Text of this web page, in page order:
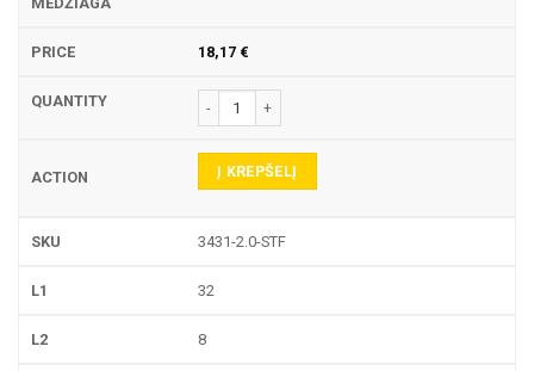
18,17 €
produkto kiekis: 3431 PIRŠTINĖ FREZA
Į KREPŠELĮ
3431-2.0-STF
32
8